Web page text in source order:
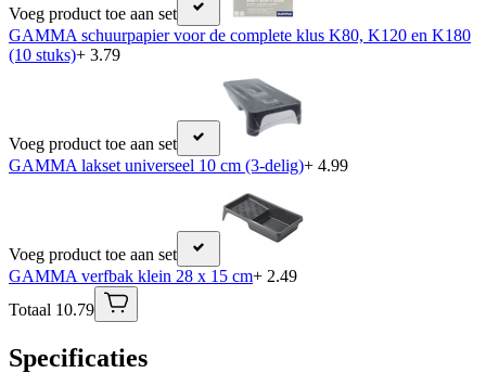
Voeg product toe aan set
GAMMA schuurpapier voor de complete klus K80, K120 en K180
(10 stuks)+ 3.79
Voeg product toe aan set
GAMMA lakset universeel 10 cm (3-delig)+ 4.99
Voeg product toe aan set
GAMMA verfbak klein 28 x 15 cm+ 2.49
Totaal 10.79
Specificaties